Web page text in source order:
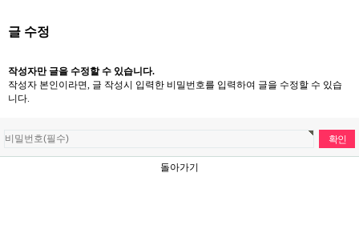
글 수정
작성자만 글을 수정할 수 있습니다.
작성자 본인이라면, 글 작성시 입력한 비밀번호를 입력하여 글을 수정할 수 있습
니다.
돌아가기